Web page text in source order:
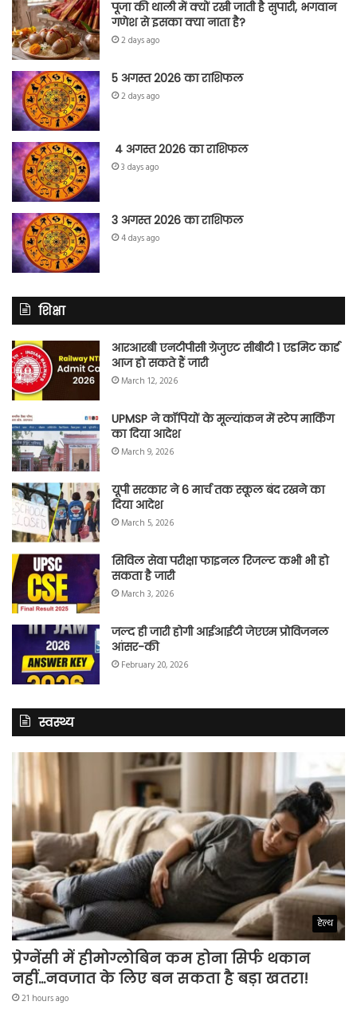
पूजा की थाली में क्यों रखी जाती है सुपारी, भगवान
गणेश से इसका क्या नाता है?
2 days ago
5 अगस्त 2026 का राशिफल
2 days ago
4 अगस्त 2026 का राशिफल
3 days ago
3 अगस्त 2026 का राशिफल
4 days ago
शिक्षा
आरआरबी एनटीपीसी ग्रेजुएट सीबीटी 1 एडमिट कार्ड
आज हो सकते हैं जारी
March 12, 2026
UPMSP ने कॉपियों के मूल्यांकन में स्टेप मार्किंग
का दिया आदेश
March 9, 2026
यूपी सरकार ने 6 मार्च तक स्कूल बंद रखने का
दिया आदेश
March 5, 2026
सिविल सेवा परीक्षा फाइनल रिजल्ट कभी भी हो
सकता है जारी
March 3, 2026
जल्द ही जारी होगी आईआईटी जेएएम प्रोविजनल
आंसर-की
February 20, 2026
स्वस्थ्य
हेल्थ
प्रेग्नेंसी में हीमोग्लोबिन कम होना सिर्फ थकान
नहीं…नवजात के लिए बन सकता है बड़ा खतरा!
21 hours ago